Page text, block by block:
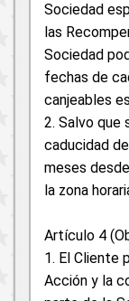
Sociedad
las
Sociedad
fechas de
canjeables
2. Salvo que
caducidad
meses
la zona
Artículo 4
1. El Cliente
Acción y la